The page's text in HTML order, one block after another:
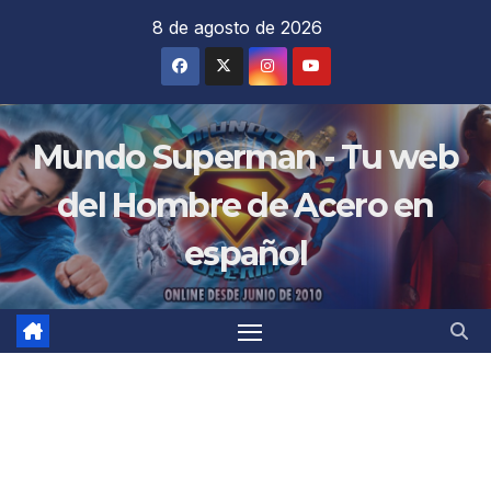
8 de agosto de 2026
Mundo Superman - Tu web
del Hombre de Acero en
español